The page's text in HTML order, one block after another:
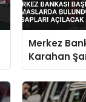
Merkez
Karahan
Bulundu
Hesapları